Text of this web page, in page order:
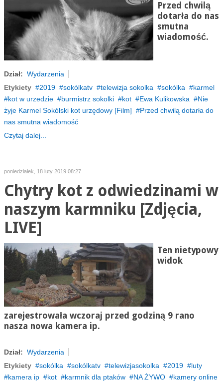
Przed chwilą
dotarła do nas
smutna
wiadomość.
Dział: Wydarzenia
Etykiety
2019 sokólkatv telewizja sokolka sokólka
karmel
kot w urzedzie
burmistrz sokolki kot Ewa Kulikowska
Nie
żyje Karmel Sokólski kot urzędowy [Film]
Przed chwilą dotarła do
nas smutna wiadomość
Czytaj dalej...
poniedziałek, 18 luty 2019 08:27
Chytry kot z odwiedzinami w
naszym karmniku [Zdjęcia,
LIVE]
Ten nietypowy
widok
zarejestrowała wczoraj przed godziną 9 rano
nasza nowa kamera ip.
Dział: Wydarzenia
Etykiety
sokólka sokólkatv telewizjasokolka 2019
luty
kamera ip
kot karmnik dla ptaków NA ŻYWO
kamery online